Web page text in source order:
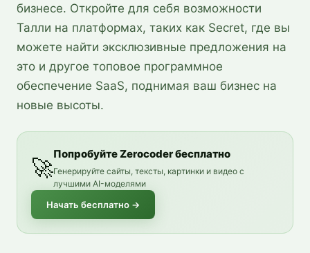
бизнесе. Откройте для себя возможности
Талли на платформах, таких как Secret, где вы
можете найти эксклюзивные предложения на
это и другое топовое программное
обеспечение SaaS, поднимая ваш бизнес на
новые высоты.
🚀
Попробуйте Zerocoder бесплатно
Генерируйте сайты, тексты, картинки и видео с
лучшими AI-моделями
Начать бесплатно →